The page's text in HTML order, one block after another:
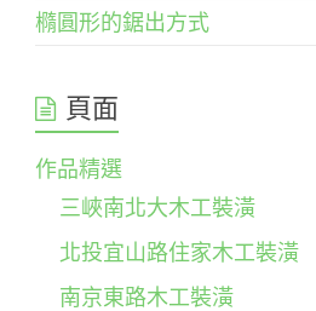
橢圓形的鋸出方式
頁面
作品精選
三峽南北大木工裝潢
北投宜山路住家木工裝潢
南京東路木工裝潢